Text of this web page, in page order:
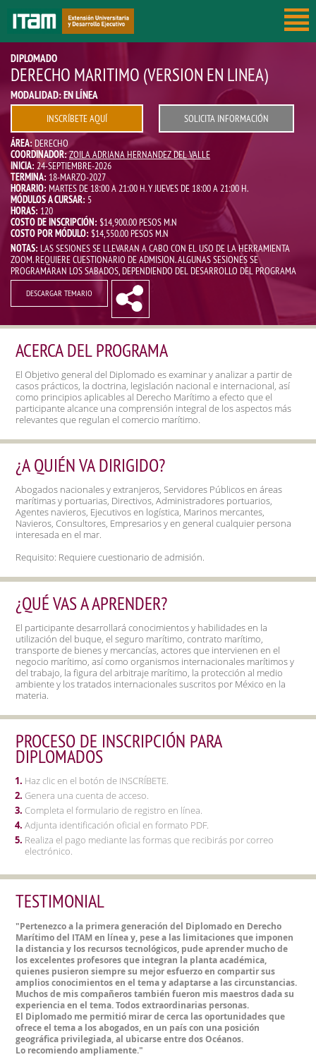
ACERCA DEL ITAM
PROFESORES
CALENDARIO
CONTACTO
PROCESO DE INSCRIPCIÓN
BÚSQUEDA
DIPLOMADOS Y CURSOS
PROGRAMAS EJECUTIVOS
EL ITAM PARA TU EMPRESA
ITAM DIGITAL EXED
ITAM NEXT
ACCESO A TU CUENTA
DIPLOMADO
DERECHO MARITIMO (VERSION EN LINEA)
MODALIDAD: EN LÍNEA
INSCRÍBETE AQUÍ
SOLICITA INFORMACIÓN
ÁREA: DERECHO
COORDINADOR:ZOILA ADRIANA HERNANDEZ DEL VALLE
INICIA: 24-SEPTIEMBRE-2026
TERMINA: 18-MARZO-2027
HORARIO: MARTES DE 18:00 A 21:00 H. Y JUEVES DE 18:00 A 21:00 H.
MÓDULOS A CURSAR: 5
HORAS: 120
COSTO DE INSCRIPCIÓN: $14,900.00 PESOS M.N
COSTO POR MÓDULO: $14,550.00 PESOS M.N
NOTAS: LAS SESIONES SE LLEVARAN A CABO CON EL USO DE LA HERRAMIENTA
ZOOM. REQUIERE CUESTIONARIO DE ADMISION. ALGUNAS SESIONES SE
PROGRAMARAN LOS SABADOS, DEPENDIENDO DEL DESARROLLO DEL PROGRAMA
DESCARGAR TEMARIO
ACERCA DEL PROGRAMA
El Objetivo general del Diplomado es examinar y analizar a partir de
casos prácticos, la doctrina, legislación nacional e internacional, así
como principios aplicables al Derecho Marítimo a efecto que el
participante alcance una comprensión integral de los aspectos más
¿A QUIÉN VA DIRIGIDO?
Abogados nacionales y extranjeros, Servidores Públicos en áreas
marítimas y portuarias, Directivos, Administradores portuarios,
Agentes navieros, Ejecutivos en logística, Marinos mercantes,
Navieros, Consultores, Empresarios y en general cualquier persona
interesada en el mar.
Requisito: Requiere cuestionario de admisión.
¿QUÉ VAS A APRENDER?
El participante desarrollará conocimientos y habilidades en la
utilización del buque, el seguro marítimo, contrato marítimo,
transporte de bienes y mercancías, actores que intervienen en el
negocio marítimo, así como organismos internacionales marítimos y
del trabajo, la figura del arbitraje marítimo, la protección al medio
ambiente y los tratados internacionales suscritos por México en la
PROCESO DE INSCRIPCIÓN PARA
DIPLOMADOS
Haz clic en el botón de INSCRÍBETE.
Genera una cuenta de acceso.
Completa el formulario de registro en línea.
Adjunta identificación oficial en formato PDF.
Realiza el pago mediante las formas que recibirás por correo
electrónico.
TESTIMONIAL
"Pertenezco a la primera generación del Diplomado en Derecho
Marítimo del ITAM en línea y, pese a las limitaciones que imponen
la distancia y los recursos tecnológicos, pude aprender mucho de
los excelentes profesores que integran la planta académica,
quienes pusieron siempre su mejor esfuerzo en compartir sus
amplios conocimientos en el tema y adaptarse a las circunstancias.
Muchos de mis compañeros también fueron mis maestros dada su
experiencia en el tema. Todos extraordinarias personas.
El Diplomado me permitió mirar de cerca las oportunidades que
ofrece el tema a los abogados, en un país con una posición
geográfica privilegiada, al ubicarse entre dos Océanos.
Lo recomiendo ampliamente."